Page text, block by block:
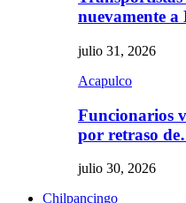
nuevamente
julio 31, 2026
Acapulco
Funcionarios
por retraso
julio 30, 2026
Chilpancingo